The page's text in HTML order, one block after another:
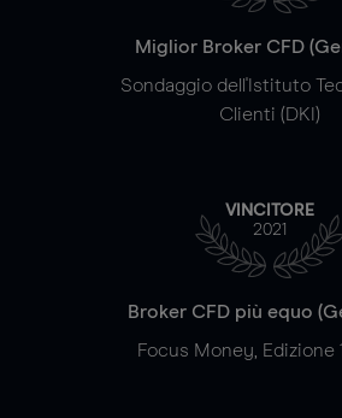
Miglior Broker CFD
Sondaggio dell'Istituto
Clienti (DKI)
VINCITORE
2021
Broker CFD più equo
Focus Money, Edizione